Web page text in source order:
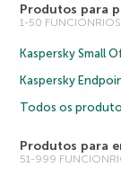
Produtos para
1-50 FUNCIONRIOS
Kaspersky Small
Kaspersky
Todos os
Produtos para
51-999